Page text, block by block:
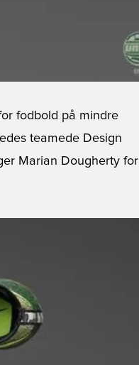
fodbold på mindre
teamede Design
Marian Dougherty for